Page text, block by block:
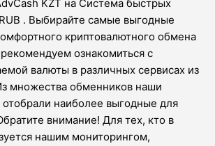
KZT на Система быстрых
. Выбирайте самые выгодные
криптовалютного обмена
ознакомиться с
валюты в различных сервисах из
множества обменников наши
наиболее выгодные для
внимание! Для тех, кто в
нашим мониторингом,